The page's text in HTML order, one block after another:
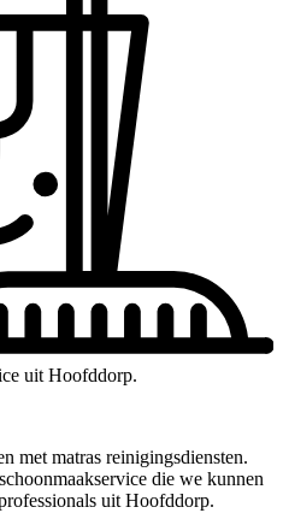
uit Hoofddorp.
met matras reinigingsdiensten.
die we kunnen
uit Hoofddorp.